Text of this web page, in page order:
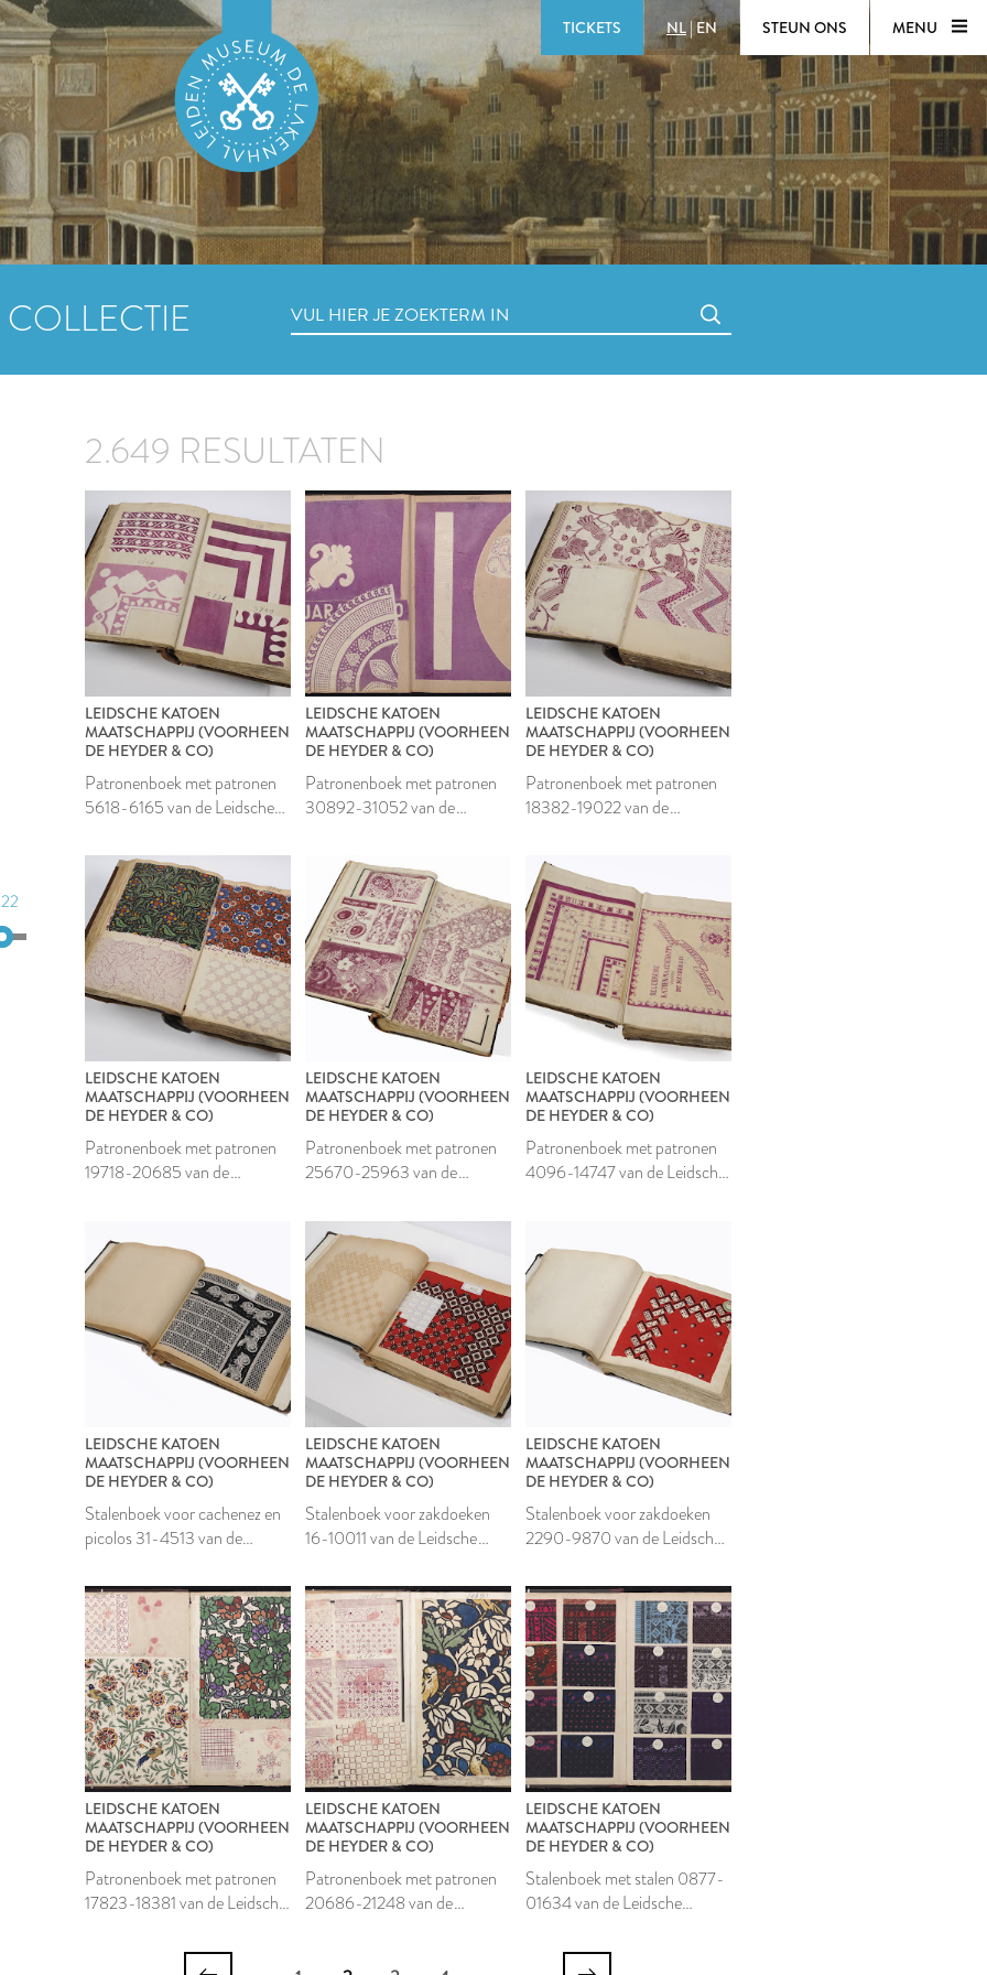
TICKETS NL| EN STEUN ONS MENU
2.649 RESULTATEN
LEIDSCHE KATOEN
MAATSCHAPPIJ (VOORHEEN
DE HEYDER & CO)
Patronenboek met patronen
5618-6165 van de Leidsche
LEIDSCHE KATOEN
MAATSCHAPPIJ (VOORHEEN
DE HEYDER & CO)
Patronenboek met patronen
30892-31052 van de
Maatschappij
LEIDSCHE KATOEN
MAATSCHAPPIJ (VOORHEEN
DE HEYDER & CO)
Patronenboek met patronen
18382-19022 van de
Maatschappij
LEIDSCHE KATOEN
MAATSCHAPPIJ (VOORHEEN
DE HEYDER & CO)
Patronenboek met patronen
19718-20685 van de
LEIDSCHE KATOEN
MAATSCHAPPIJ (VOORHEEN
DE HEYDER & CO)
Patronenboek met patronen
25670-25963 van de
Maatschappij
LEIDSCHE KATOEN
MAATSCHAPPIJ (VOORHEEN
DE HEYDER & CO)
Patronenboek met patronen
4096-14747 van de Leidsche
LEIDSCHE KATOEN
MAATSCHAPPIJ (VOORHEEN
DE HEYDER & CO)
Stalenboek voor cachenez en
picolos 31-4513 van de
Maatschappij
LEIDSCHE KATOEN
MAATSCHAPPIJ (VOORHEEN
DE HEYDER & CO)
Stalenboek voor zakdoeken
16-10011 van de Leidsche
LEIDSCHE KATOEN
MAATSCHAPPIJ (VOORHEEN
DE HEYDER & CO)
Stalenboek voor zakdoeken
2290-9870 van de Leidsche
LEIDSCHE KATOEN
MAATSCHAPPIJ (VOORHEEN
DE HEYDER & CO)
Patronenboek met patronen
17823-18381 van de Leidsche
LEIDSCHE KATOEN
MAATSCHAPPIJ (VOORHEEN
DE HEYDER & CO)
Patronenboek met patronen
20686-21248 van de
LEIDSCHE KATOEN
MAATSCHAPPIJ (VOORHEEN
DE HEYDER & CO)
Stalenboek met stalen 0877-
01634 van de Leidsche